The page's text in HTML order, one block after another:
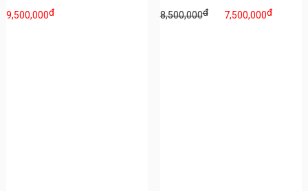
9,500,000đ
8,500,000đ 7,500,000đ